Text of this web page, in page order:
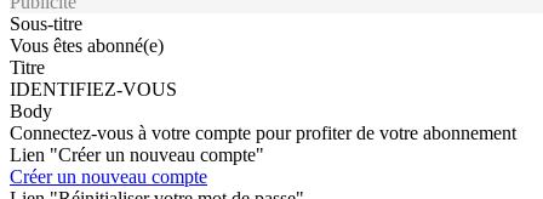
Sous-titre
Vous êtes abonné(e)
Titre
IDENTIFIEZ-VOUS
Body
Connectez-vous à votre compte pour profiter de votre abonnement
Lien "Créer un nouveau compte"
Créer un nouveau compte